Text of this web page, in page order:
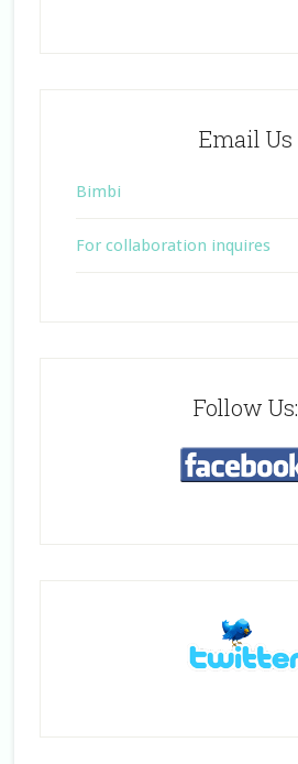
Email Us
Bimbi
For collaboration inquires
Follow Us: